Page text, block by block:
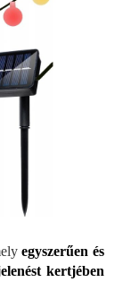
egyszerűen és
kertjében